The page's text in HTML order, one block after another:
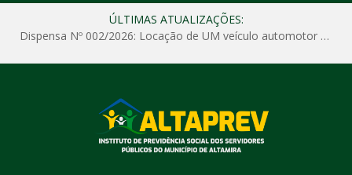
ÚLTIMAS ATUALIZAÇÕES:
Dispensa Nº 002/2026: Locação de UM veículo automotor sem motorista, tipo passeio, com seguro total e quilometragem livre, para atender as demandas operacionais e administrativas do Instituto de Previdência Social dos Servidores Públicos do Município de Altamira – PA – ALTAPREV.